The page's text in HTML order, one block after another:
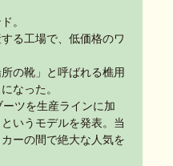
。
る工場で、低価格のワ
の靴」と呼ばれる樵用
なった。
ツを生産ラインに加
いうモデルを発表。当
ーの間で絶大な人気を